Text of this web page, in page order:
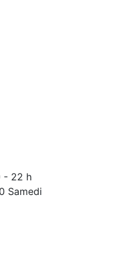
- 22 h
Samedi